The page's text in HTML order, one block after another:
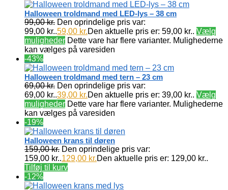
Halloween troldmand med LED-lys – 38 cm
99,00kr. Den oprindelige pris var:
99,00 kr..59,00 kr.Den aktuelle pris er: 59,00 kr.. Vælg
muligheder Dette vare har flere varianter. Mulighederne
kan vælges på varesiden
-43%
Halloween troldmand med tern – 23 cm
69,00kr. Den oprindelige pris var:
69,00 kr..39,00 kr.Den aktuelle pris er: 39,00 kr.. Vælg
muligheder Dette vare har flere varianter. Mulighederne
kan vælges på varesiden
-19%
Halloween krans til døren
159,00kr. Den oprindelige pris var:
159,00 kr..129,00 kr.Den aktuelle pris er: 129,00 kr..
Tilføj til kurv
-12%